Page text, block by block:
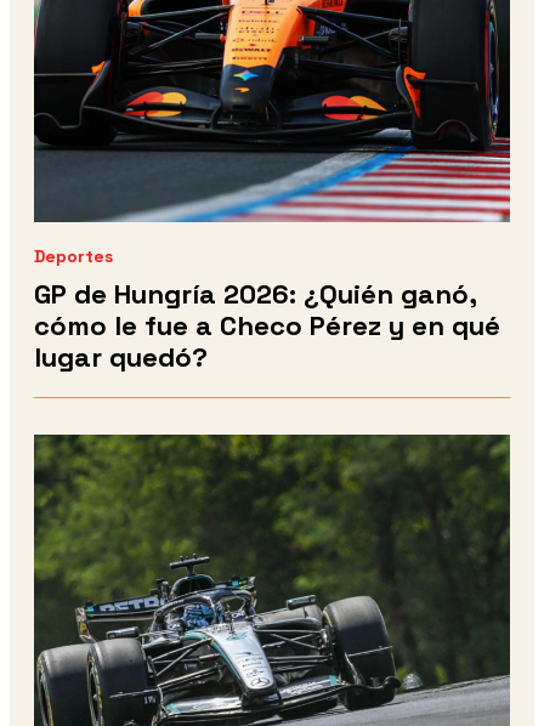
Deportes
GP de Hungría 2026: ¿Quién ganó,
cómo le fue a Checo Pérez y en qué
lugar quedó?